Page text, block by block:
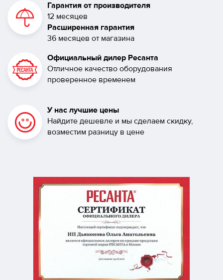
Гарантия от производителя
12 месяцев
Расширенная гарантия
36 месяцев от магазина
Официальный дилер Ресанта
Отличное качество оборудования
проверенное временем
У нас лучшие цены
Найдите дешевле и мы сделаем скидку,
возместим разницу в цене